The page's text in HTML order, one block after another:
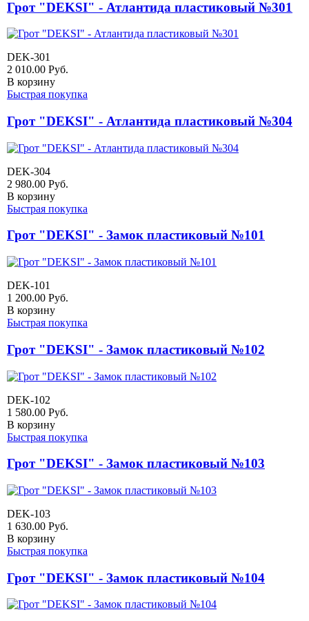
Грот "DEKSI" - Атлантида пластиковый №301
DEK-301
2 010.00 Руб.
В корзину
Быстрая покупка
Грот "DEKSI" - Атлантида пластиковый №304
DEK-304
2 980.00 Руб.
В корзину
Быстрая покупка
Грот "DEKSI" - Замок пластиковый №101
DEK-101
1 200.00 Руб.
В корзину
Быстрая покупка
Грот "DEKSI" - Замок пластиковый №102
DEK-102
1 580.00 Руб.
В корзину
Быстрая покупка
Грот "DEKSI" - Замок пластиковый №103
DEK-103
1 630.00 Руб.
В корзину
Быстрая покупка
Грот "DEKSI" - Замок пластиковый №104